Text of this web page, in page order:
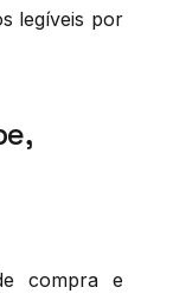
legíveis por
compra e